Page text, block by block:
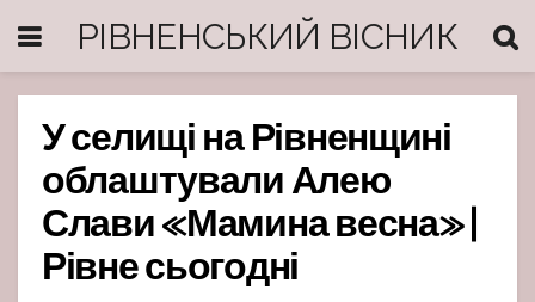
РІВНЕНСЬКИЙ ВІСНИК
У селищі на Рівненщині
облаштували Алею
Слави «Мамина весна» |
Рівне сьогодні